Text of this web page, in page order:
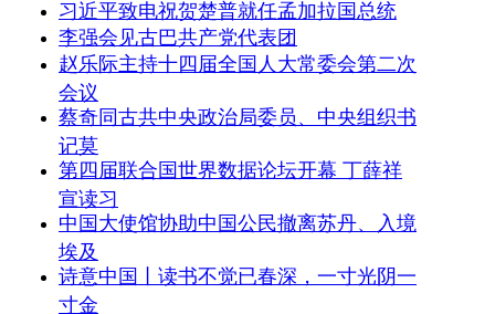
习近平致电祝贺楚普就任孟加拉国总统
李强会见古巴共产党代表团
赵乐际主持十四届全国人大常委会第二次
会议
蔡奇同古共中央政治局委员、中央组织书
记莫
第四届联合国世界数据论坛开幕 丁薛祥
宣读习
中国大使馆协助中国公民撤离苏丹、入境
埃及
诗意中国丨读书不觉已春深，一寸光阴一
寸金